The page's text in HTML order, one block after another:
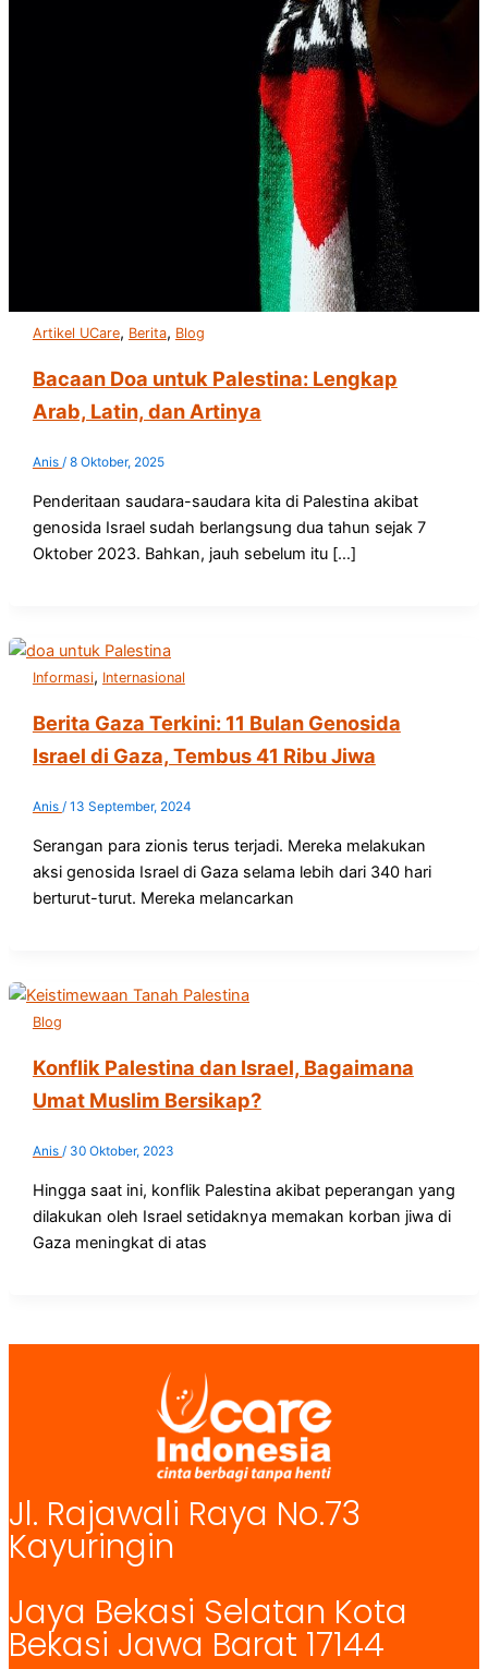
Artikel UCare, Berita, Blog
Bacaan Doa untuk Palestina: Lengkap
Arab, Latin, dan Artinya
Anis / 8 Oktober, 2025
Penderitaan saudara-saudara kita di Palestina akibat
genosida Israel sudah berlangsung dua tahun sejak 7
Oktober 2023. Bahkan, jauh sebelum itu […]
Informasi, Internasional
Berita Gaza Terkini: 11 Bulan Genosida
Israel di Gaza, Tembus 41 Ribu Jiwa
Anis / 13 September, 2024
Serangan para zionis terus terjadi. Mereka melakukan
aksi genosida Israel di Gaza selama lebih dari 340 hari
berturut-turut. Mereka melancarkan
Blog
Konflik Palestina dan Israel, Bagaimana
Umat Muslim Bersikap?
Anis / 30 Oktober, 2023
Hingga saat ini, konflik Palestina akibat peperangan yang
dilakukan oleh Israel setidaknya memakan korban jiwa di
Gaza meningkat di atas
Jl. Rajawali Raya No.73
Kayuringin
Jaya Bekasi Selatan Kota
Bekasi Jawa Barat 17144